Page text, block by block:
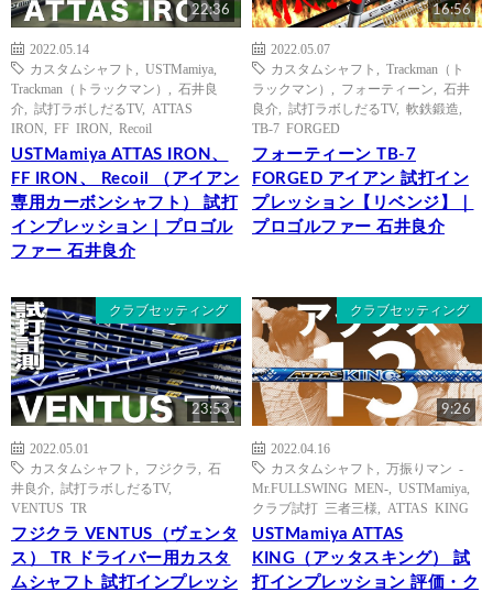
22:36
2022.05.14
カスタムシャフト
USTMamiya
Trackman（トラックマン）
石井良
介
試打ラボしだるTV, ATTAS
IRON
FF IRON Recoil
USTMamiya ATTAS IRON、
FF IRON、 Recoil （アイアン
専用カーボンシャフト） 試打
インプレッション｜プロゴル
ファー 石井良介
16:56
2022.05.07
カスタムシャフト
Trackman（ト
ラックマン）
フォーティーン
石井
良介
試打ラボしだるTV, 軟鉄鍛造
TB-7 FORGED
フォーティーン TB-7
FORGED アイアン 試打イン
プレッション【リベンジ】｜
プロゴルファー 石井良介
クラブセッティング
23:53
2022.05.01
カスタムシャフト
フジクラ
石
井良介
試打ラボしだるTV,
VENTUS TR
フジクラ VENTUS（ヴェンタ
ス） TR ドライバー用カスタ
ムシャフト 試打インプレッシ
クラブセッティング
9:26
2022.04.16
カスタムシャフト
万振りマン -
Mr.FULLSWING MEN-
USTMamiya
クラブ試打 三者三様
ATTAS KING
USTMamiya ATTAS
KING（アッタスキング） 試
打インプレッション 評価・ク